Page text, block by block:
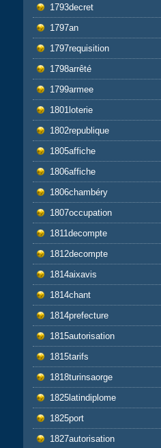
1793decret
1797an
1797requisition
1798arrêté
1799armee
1801loterie
1802republique
1805affiche
1806affiche
1806chambéry
1807occupation
1811decompte
1812decompte
1814aixavis
1814chant
1814prefecture
1815autorisation
1815tarifs
1818turinsaorge
1825latindiplome
1825port
1827autorisation